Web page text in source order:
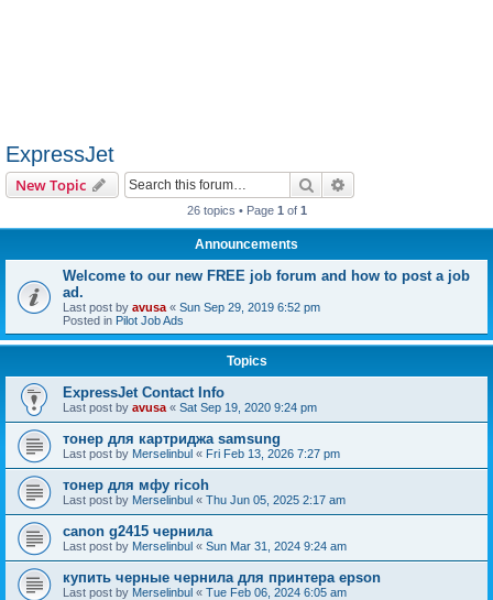
ExpressJet
New Topic Search
26 topics • Page 1 of 1
Announcements
Welcome to our new FREE job forum and how to post a job
ad.
Last post by avusa « Sun Sep 29, 2019 6:52 pm
Posted in Pilot Job Ads
Topics
ExpressJet Contact Info
Last post by avusa « Sat Sep 19, 2020 9:24 pm
тонер для картриджа samsung
Last post by Merselinbul « Fri Feb 13, 2026 7:27 pm
тонер для мфу ricoh
Last post by Merselinbul « Thu Jun 05, 2025 2:17 am
canon g2415 чернила
Last post by Merselinbul « Sun Mar 31, 2024 9:24 am
купить черные чернила для принтера epson
Last post by Merselinbul « Tue Feb 06, 2024 6:05 am